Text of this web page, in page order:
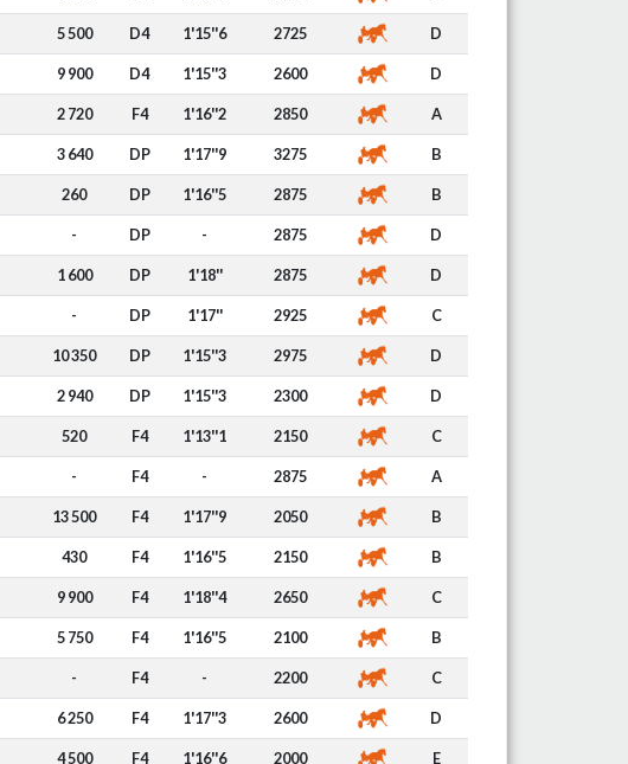
5 500 D4 1'15''6 2725 D
9 900 D4 1'15''3 2600 D
2 720 F4 1'16''2 2850 A
3 640 DP 1'17''9 3275 B
260 DP 1'16''5 2875 B
- DP - 2875 D
1 600 DP 1'18'' 2875 D
- DP 1'17'' 2925 C
10 350 DP 1'15''3 2975 D
2 940 DP 1'15''3 2300 D
520 F4 1'13''1 2150 C
- F4 - 2875 A
13 500 F4 1'17''9 2050 B
430 F4 1'16''5 2150 B
9 900 F4 1'18''4 2650 C
5 750 F4 1'16''5 2100 B
- F4 - 2200 C
6 250 F4 1'17''3 2600 D
4 500 F4 1'16''6 2000 E